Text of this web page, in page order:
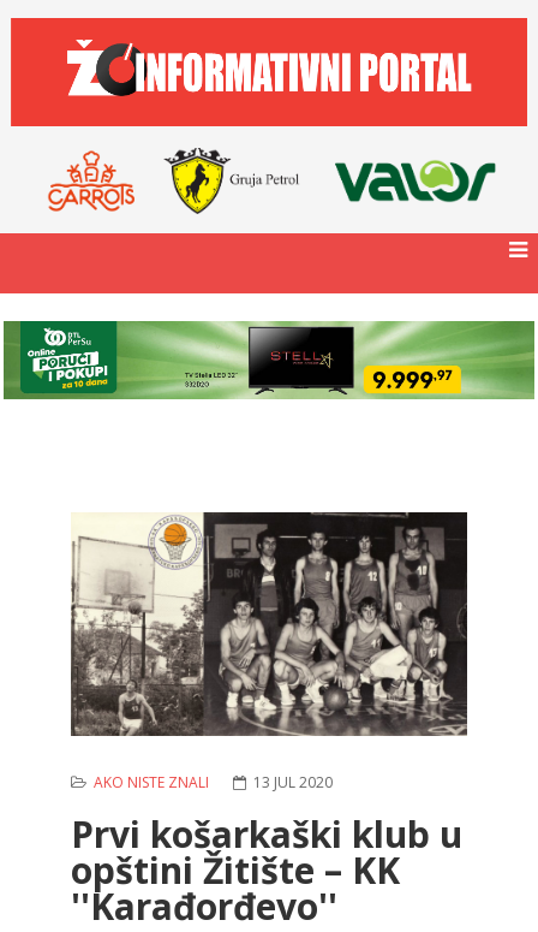
AKO NISTE ZNALI 13 JUL 2020
Prvi košarkaški klub u
opštini Žitište – KK
''Karađorđevo''